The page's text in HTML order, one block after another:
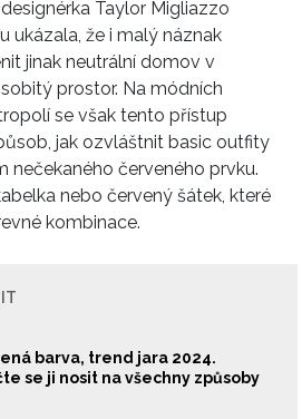
Taylor Migliazzo
ukázala, že i malý náznak
jinak neutrální domov v
prostor. Na módních
se však tento přístup
jak ozvláštnit basic outfity
nečekaného červeného prvku.
nebo červený šátek, které
kombinace.
barva, trend jara 2024.
se ji nosit na všechny způsoby